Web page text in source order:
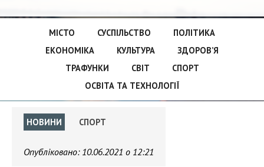
МІСТО СУСПІЛЬСТВО
ПОЛІТИКА
ЕКОНОМІКА
КУЛЬТУРА
ЗДОРОВ’Я
ТРАФУНКИ
СВІТ
СПОРТ
ОСВІТА ТА ТЕХНОЛОГІЇ
НОВИНИ СПОРТ
Опубліковано: 10.06.2021 о 12:21